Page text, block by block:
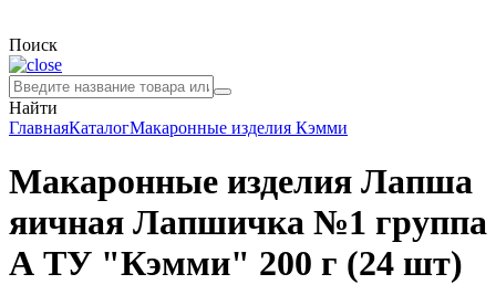
Поиск
Найти
ГлавнаяКаталогМакаронные изделия Кэмми
Макаронные изделия Лапша
яичная Лапшичка №1 группа
А ТУ "Кэмми" 200 г (24 шт)